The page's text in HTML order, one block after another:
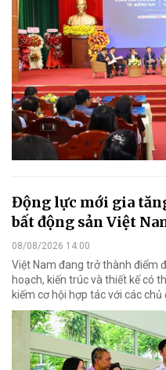
Động lực mới gia
bất động sản Việt
08/08/2026 14:00
Việt Nam đang trở thành điểm
hoạch, kiến trúc và thiết kế có
kiếm cơ hội hợp tác với các